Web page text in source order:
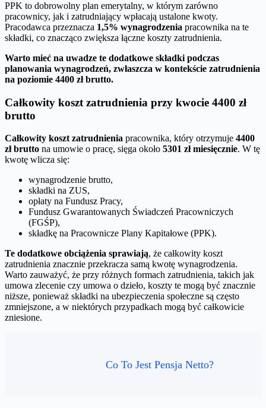
PPK to dobrowolny plan emerytalny, w którym zarówno
pracownicy, jak i zatrudniający wpłacają ustalone kwoty.
Pracodawca przeznacza 1,5% wynagrodzenia pracownika na te
składki, co znacząco zwiększa łączne koszty zatrudnienia.
Warto mieć na uwadze te dodatkowe składki podczas
planowania wynagrodzeń, zwłaszcza w kontekście zatrudnienia
na poziomie 4400 zł brutto.
Całkowity koszt zatrudnienia przy kwocie 4400 zł
brutto
Całkowity koszt zatrudnienia pracownika, który otrzymuje 4400
zł brutto na umowie o pracę, sięga około 5301 zł miesięcznie. W tę
kwotę wlicza się:
wynagrodzenie brutto,
składki na ZUS,
opłaty na Fundusz Pracy,
Fundusz Gwarantowanych Świadczeń Pracowniczych
(FGŚP),
składkę na Pracownicze Plany Kapitałowe (PPK).
Te dodatkowe obciążenia sprawiają, że całkowity koszt
zatrudnienia znacznie przekracza samą kwotę wynagrodzenia.
Warto zauważyć, że przy różnych formach zatrudnienia, takich jak
umowa zlecenie czy umowa o dzieło, koszty te mogą być znacznie
niższe, ponieważ składki na ubezpieczenia społeczne są często
zmniejszone, a w niektórych przypadkach mogą być całkowicie
zniesione.
Co To Jest Pensja Netto?